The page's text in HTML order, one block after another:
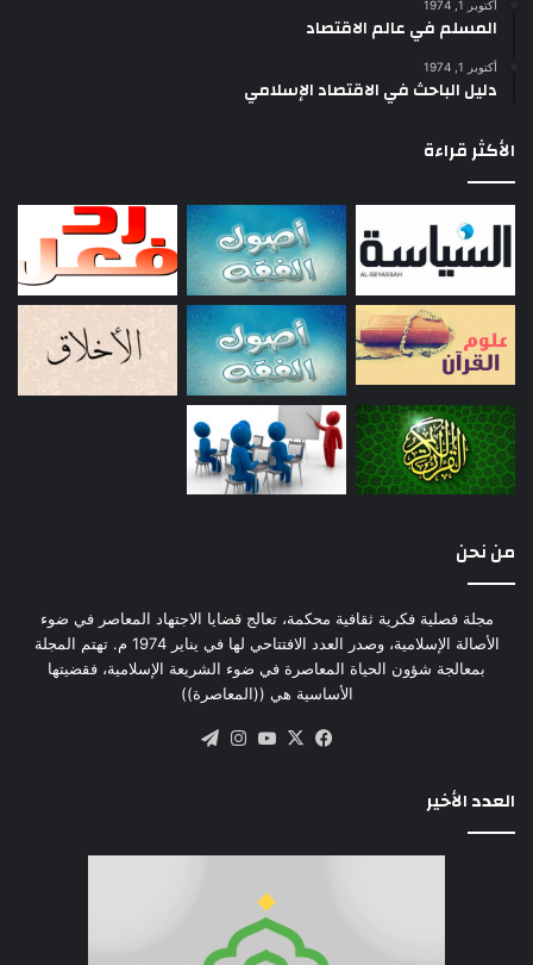
أكتوبر 1, 1974
المسلم في عالم الاقتصاد
أكتوبر 1, 1974
دليل الباحث في الاقتصاد الإسلامي
الأكثر قراءة
من نحن
مجلة فصلية فكرية ثقافية محكمة، تعالج قضايا الاجتهاد المعاصر في ضوء
الأصالة الإسلامية، وصدر العدد الافتتاحي لها في يناير 1974 م. تهتم المجلة
بمعالجة شؤون الحياة المعاصرة في ضوء الشريعة الإسلامية، فقضيتها
الأساسية هي ((المعاصرة))
فيسبوك
‫X
‫YouTube
انستقرام
العدد الأخير